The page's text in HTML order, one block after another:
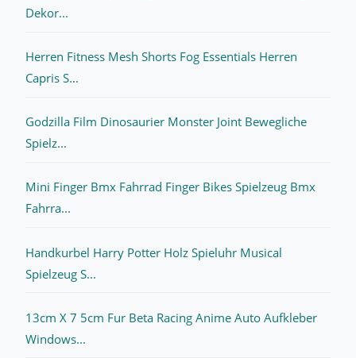
Dekor...
Herren Fitness Mesh Shorts Fog Essentials Herren
Capris S...
Godzilla Film Dinosaurier Monster Joint Bewegliche
Spielz...
Mini Finger Bmx Fahrrad Finger Bikes Spielzeug Bmx
Fahrra...
Handkurbel Harry Potter Holz Spieluhr Musical
Spielzeug S...
13cm X 7 5cm Fur Beta Racing Anime Auto Aufkleber
Windows...